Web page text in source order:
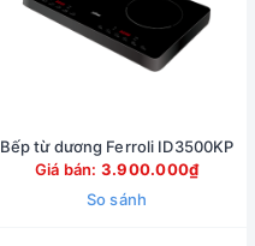
Bếp từ dương Ferroli ID3500KP
Giá bán: 3.900.000₫
So sánh